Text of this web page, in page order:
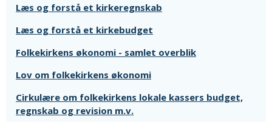
Læs og forstå et kirkeregnskab
Læs og forstå et kirkebudget
Folkekirkens økonomi - samlet overblik
Lov om folkekirkens økonomi
Cirkulære om folkekirkens lokale kassers budget,
regnskab og revision m.v.